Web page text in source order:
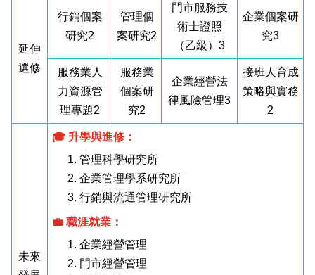
延伸
選修
行銷個案
研究2
管理個
案研究2
門市服務技
術士證照
（乙級）3
企業個案研
究3
服務業人
力資源管
理專題2
服務業
個案研
究2
企業經營法
律風險管理3
接班人育成
策略與實務
2
未來
🎓 升學與進修：
1. 管理科學研究所
2. 企業管理學系研究所
3. 行銷與流通管理研究所
💼 職涯就業：
1. 企業經營管理
2. 門市經營管理